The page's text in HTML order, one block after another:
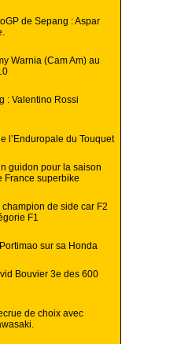
de Sepang : Aspar
Warnia (Cam Am) au
: Valentino Rossi
l’Enduropale du Touquet
guidon pour la saison
France superbike
de side car F2
F1
sur sa Honda
Bouvier 3e des 600
de choix avec